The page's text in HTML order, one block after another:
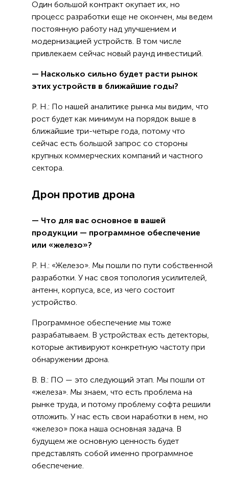
Один большой контракт окупает их, но
процесс разработки еще не окончен, мы ведем
постоянную работу над улучшением и
модернизацией устройств. В том числе
привлекаем сейчас новый раунд инвестиций.
— Насколько сильно будет расти рынок
этих устройств в ближайшие годы?
Р. Н.: По нашей аналитике рынка мы видим, что
рост будет как минимум на порядок выше в
ближайшие три-четыре года, потому что
сейчас есть большой запрос со стороны
крупных коммерческих компаний и частного
сектора.
Дрон против дрона
— Что для вас основное в вашей
продукции — программное обеспечение
или «железо»?
Р. Н.: «Железо». Мы пошли по пути собственной
разработки. У нас своя топология усилителей,
антенн, корпуса, все, из чего состоит
устройство.
Программное обеспечение мы тоже
разрабатываем. В устройствах есть детекторы,
которые активируют конкретную частоту при
обнаружении дрона.
В. В.: ПО — это следующий этап. Мы пошли от
«железа». Мы знаем, что есть проблема на
рынке труда, и потому проблему софта решили
отложить. У нас есть свои наработки в нем, но
«железо» пока наша основная задача. В
будущем же основную ценность будет
представлять собой именно программное
обеспечение.